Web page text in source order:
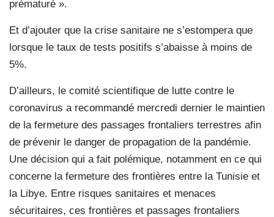
prématuré ».
Et d’ajouter que la crise sanitaire ne s’estompera que
lorsque le taux de tests positifs s’abaisse à moins de
5%.
D’ailleurs, le comité scientifique de lutte contre le
coronavirus a recommandé mercredi dernier le maintien
de la fermeture des passages frontaliers terrestres afin
de prévenir le danger de propagation de la pandémie.
Une décision qui a fait polémique, notamment en ce qui
concerne la fermeture des frontières entre la Tunisie et
la Libye. Entre risques sanitaires et menaces
sécuritaires, ces frontières et passages frontaliers